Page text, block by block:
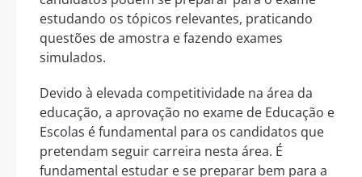
estudando os tópicos relevantes, praticando
questões de amostra e fazendo exames
simulados.
Devido à elevada competitividade na área da
educação, a aprovação no exame de Educação e
Escolas é fundamental para os candidatos que
pretendam seguir carreira nesta área. É
fundamental estudar e se preparar bem para a